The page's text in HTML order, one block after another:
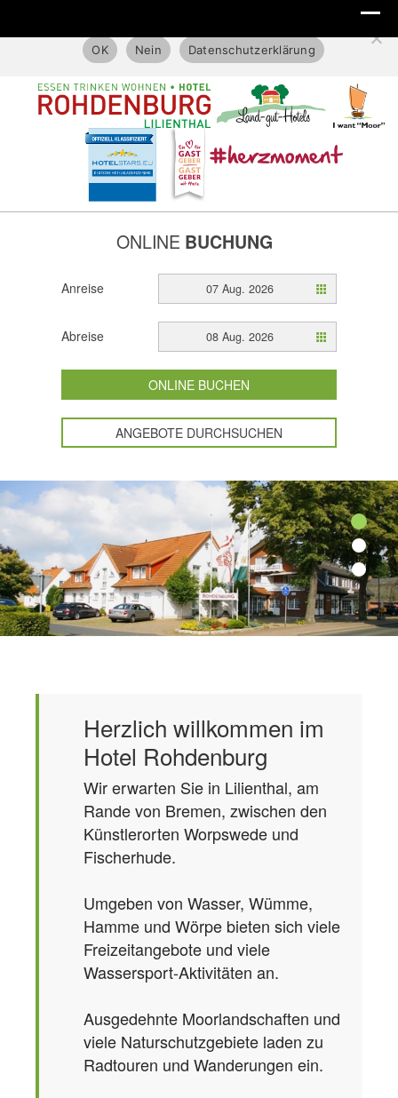
ONLINE BUCHUNG
Anreise 07 Aug. 2026
Abreise 08 Aug. 2026
ONLINE BUCHEN
ANGEBOTE DURCHSUCHEN
Herzlich willkommen im
Hotel Rohdenburg
Wir erwarten Sie in Lilienthal, am
Rande von Bremen, zwischen den
Künstlerorten Worpswede und
Fischerhude.
Umgeben von Wasser, Wümme,
Hamme und Wörpe bieten sich viele
Freizeitangebote und viele
Wassersport-Aktivitäten an.
Ausgedehnte Moorlandschaften und
viele Naturschutzgebiete laden zu
Radtouren und Wanderungen ein.
OK
Nein Datenschutzerklärung